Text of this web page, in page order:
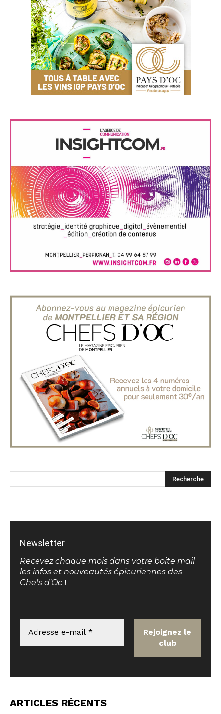
Newsletter
Recevez chaque mois dans votre boite mail
les infos et nouveautés épicuriennes des
Chefs d'Oc !
ARTICLES RÉCENTS